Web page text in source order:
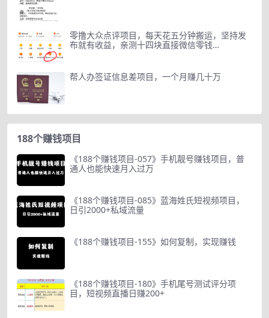
零撸大众点评项目，每天花五分钟搬运，坚持发
布就有收益，亲测十四块直接微信零钱…
帮人办签证信息差项目，一个月赚几十万
188个赚钱项目
《188个赚钱项目-057》手机靓号赚钱项目，普
通人也能快速月入过万
《188个赚钱项目-085》蓝海姓氏短视频项目，
日引2000+私域流量
《188个赚钱项目-155》如何复制，实现赚钱
《188个赚钱项目-180》手机尾号测试评分项
目，短视频直播日赚200+